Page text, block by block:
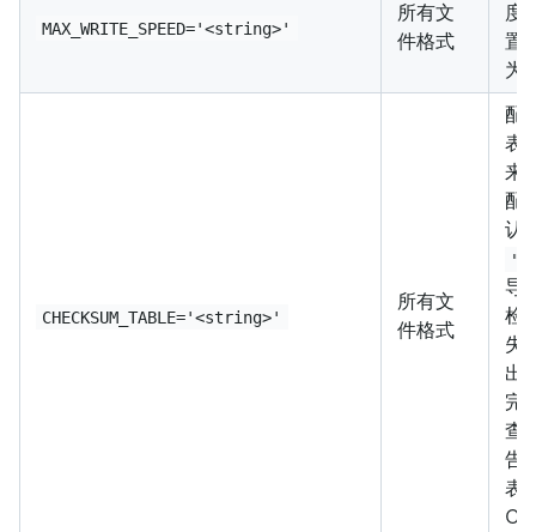
MAX_WRITE_SPEED='<string>'
所有文
件格式
度
置
为
CHECKSUM_TABLE='<string>'
所有文
件格式
配
表
来
配
认
导
检
失
出
完
查
告
表